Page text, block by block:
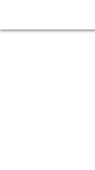
contenido